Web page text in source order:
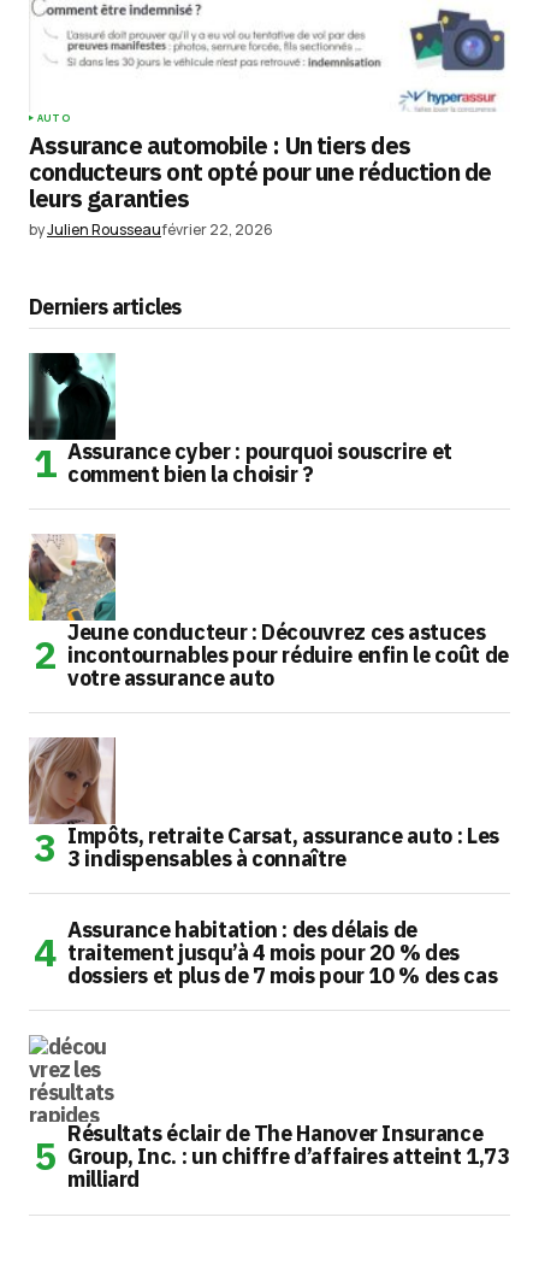
AUTO
Assurance automobile : Un tiers des
conducteurs ont opté pour une réduction de
leurs garanties
byJulien Rousseaufévrier 22, 2026
Derniers articles
Assurance cyber : pourquoi souscrire et
comment bien la choisir ?
Jeune conducteur : Découvrez ces astuces
incontournables pour réduire enfin le coût de
votre assurance auto
Impôts, retraite Carsat, assurance auto : Les
3 indispensables à connaître
Assurance habitation : des délais de
traitement jusqu’à 4 mois pour 20 % des
dossiers et plus de 7 mois pour 10 % des cas
Résultats éclair de The Hanover Insurance
Group, Inc. : un chiffre d’affaires atteint 1,73
milliard